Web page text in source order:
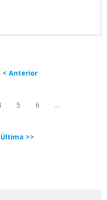
< Anterior
5 6 ...
Última >>